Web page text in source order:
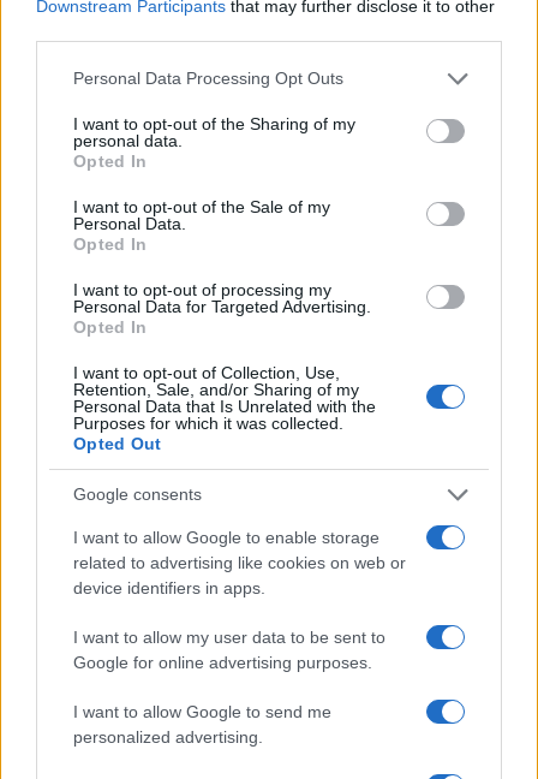
Downstream Participants that may further disclose it to other
Please note that this website/app uses one or more Google
not limited to your visit or usage behaviour. You may click to
grant or deny consent to Google and its third-party tags to
use your data for below specified purposes in below Google
consent section.
Personal Data Processing Opt Outs
I want to opt-out of the Sharing of my
personal data.
Opted In
I want to opt-out of the Sale of my
Personal Data.
Opted In
I want to opt-out of processing my
Personal Data for Targeted Advertising.
Opted In
I want to opt-out of Collection, Use,
Retention, Sale, and/or Sharing of my
Personal Data that Is Unrelated with the
Purposes for which it was collected.
Opted Out
Google consents
I want to allow Google to enable storage
related to advertising like cookies on web or
device identifiers in apps.
I want to allow my user data to be sent to
Google for online advertising purposes.
I want to allow Google to send me
personalized advertising.
Tecnica di spinta nel pattinaggio di velocità: piega,
Alessandro Tassinari · 7 Ago 2026
PATTINAGGIO DI VELOCITÀ